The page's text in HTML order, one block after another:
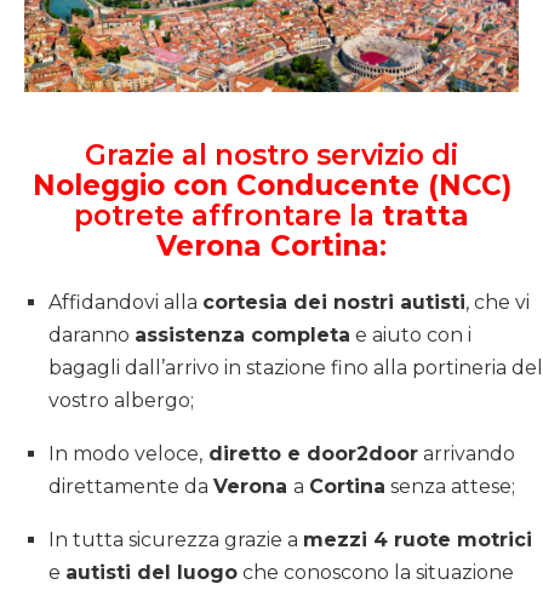
Grazie al nostro servizio di
Noleggio con Conducente (NCC)
potrete affrontare la tratta
Verona Cortina:
Affidandovi alla cortesia dei nostri autisti, che vi
daranno assistenza completa e aiuto con i
bagagli dall’arrivo in stazione fino alla portineria del
vostro albergo;
In modo veloce, diretto e door2door arrivando
direttamente da Verona a Cortina senza attese;
In tutta sicurezza grazie a mezzi 4 ruote motrici
e autisti del luogo che conoscono la situazione